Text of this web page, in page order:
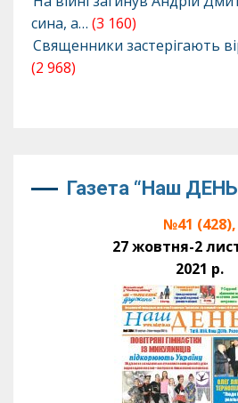
сина, а… (3 160)
Священники застерігають
(2 968)
Газета “Наш
№41 (428),
27 жовтня-2
2021 р.